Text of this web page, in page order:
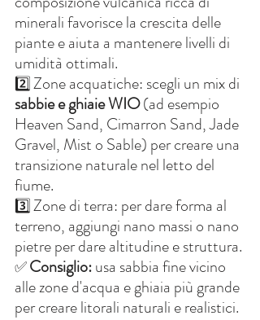
minerali favorisce la crescita delle
piante e aiuta a mantenere livelli di
umidità ottimali.
2️⃣Zone acquatiche: scegli un mix di
sabbie e ghiaie WIO(ad esempio
Heaven Sand, Cimarron Sand, Jade
Gravel, Mist o Sable) per creare una
transizione naturale nel letto del
fiume.
3️⃣Zone di terra: per dare forma al
terreno, aggiungi nano massi o nano
pietre per dare altitudine e struttura.
✅Consiglio: usa sabbia fine vicino
alle zone d'acqua e ghiaia più grande
per creare litorali naturali e realistici.